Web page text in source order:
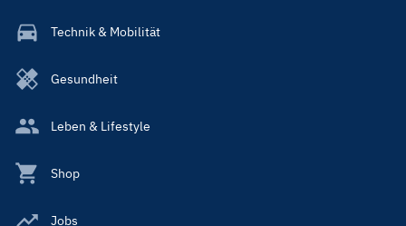
Technik & Mobilität
Gesundheit
Leben & Lifestyle
Shop
Jobs